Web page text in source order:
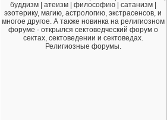
буддизм | атеизм | философию | сатанизм |
эзотерику, магию, астрологию, экстрасенсов, и
многое другое. А также новинка на религиозном
форуме - открылся сектоведческий форум о
сектах, сектоведении и сектоведах.
Религиозные форумы.